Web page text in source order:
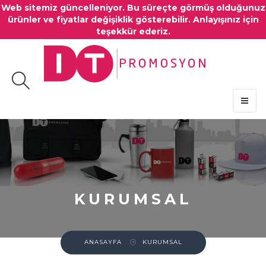
Web sitemiz güncelleniyor. Bu süreçte görmüş olduğunuz
ürünler ve fiyatlar değişiklik gösterebilir. Anlayışınız için
teşekkür ederiz.
KURUMSAL
ANASAYFA KURUMSAL